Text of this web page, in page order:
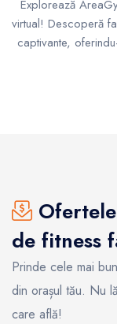
Explorează
virtual! Descoperă
captivante,
de fitness
Prinde cele mai
din orașul tău. Nu
care află!